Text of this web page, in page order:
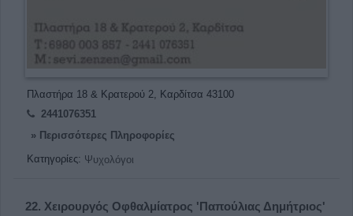
Πλαστήρα 18 & Κρατερού 2, Καρδίτσα 43100
2441076351
» Περισσότερες Πληροφορίες
Κατηγορίες: Ψυχολόγοι
22. Χειρουργός Οφθαλμίατρος 'Παπούλιας Δημήτριος'